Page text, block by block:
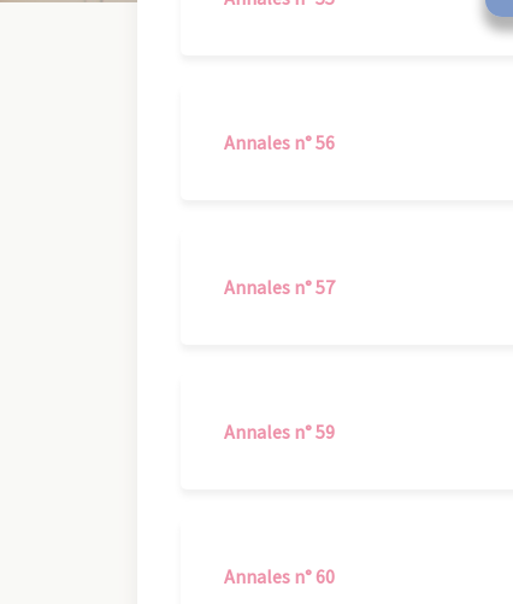
Annales n° 56
Annales n° 57
Annales n° 59
Annales n° 60